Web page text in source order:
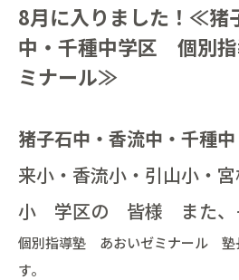
8月に入りました！≪猪
中・千種中学区 個別
ミナール≫
猪子石中・香流中・千種中
来小・香流小・引山小・
小 学区の 皆様 また、
個別指導塾 あおいゼミナール 塾
す。